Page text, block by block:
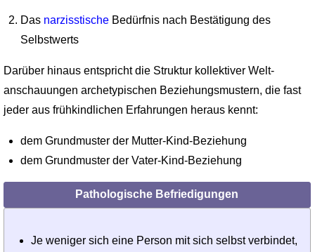
Das narzisstischeBedürfnis nach Bestätigung des
Selbstwerts
Darüber hinaus entspricht die Struktur kollektiver Welt­
anschauungen archetypischen Beziehungsmustern, die fast
jeder aus frühkindlichen Erfahrungen heraus kennt:
dem Grundmuster der Mutter-Kind-Beziehung
dem Grundmuster der Vater-Kind-Beziehung
Pathologische Befriedigungen
Je weniger sich eine Person mit sich selbst verbindet,